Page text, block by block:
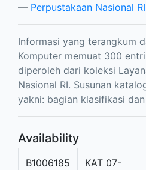
Perpustakaan Nasional RI
Informasi yang terangkum
Komputer memuat 300
diperoleh dari koleksi
Nasional RI. Susunan
yakni: bagian klasifikasi
Availability
B1006185
KAT 07-